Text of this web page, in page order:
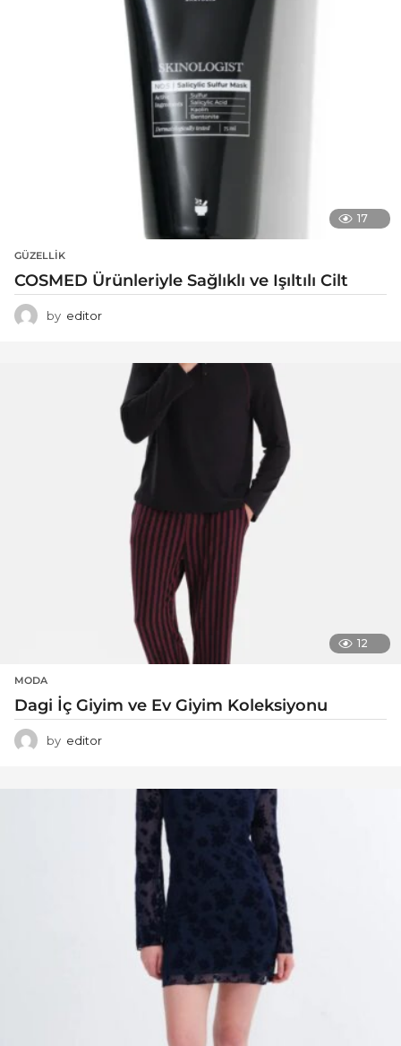
17
GÜZELLIK
COSMED Ürünleriyle Sağlıklı ve Işıltılı Cilt
by editor
12
MODA
Dagi İç Giyim ve Ev Giyim Koleksiyonu
by editor